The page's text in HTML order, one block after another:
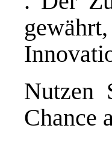
Nutzen
Chance